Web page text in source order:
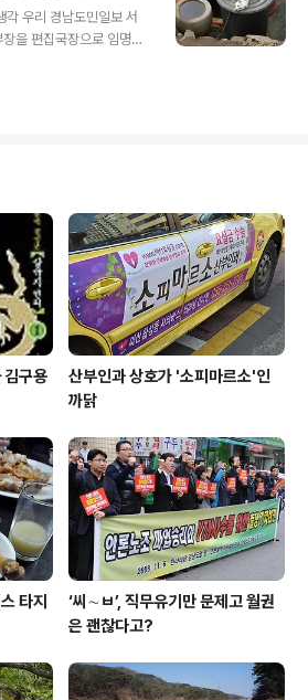
도 가운데 가장 잘못된 게
초단체장 선거에선 여론
단체장이 1등을 하지 않은
각 우리 경남도민일보 서
을 편집국장으로 임명하
표는 30대 28로 사장의
열린 이사회에서 이를
완 부장은 곧바로 툭툭 털
정한 배경에는 나름대로
각합니다. 많은 구성원들이
지 뜻을 굽히지 않았습니
보 구성원들은 침묵..
김구용
산부인과 상호가 '소피마르소'인
까닭
타지
‘씨∼ㅂ’, 직무유기만 문제고 월권
은 괜찮다고?